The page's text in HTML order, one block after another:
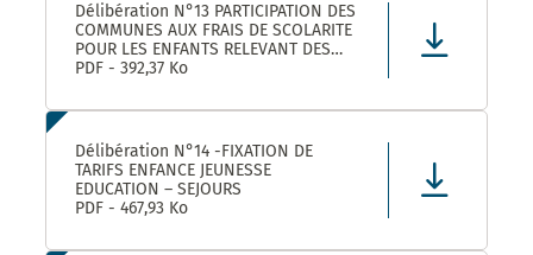
Délibération N°13 PARTICIPATION DES
COMMUNES AUX FRAIS DE SCOLARITE
POUR LES ENFANTS RELEVANT DES
DISPOSITIFS ULISS ET DAR
CASTELNAUVIENNES
PDF - 392,37 Ko
Délibération N°14 -FIXATION DE
TARIFS ENFANCE JEUNESSE
EDUCATION – SEJOURS
PDF - 467,93 Ko